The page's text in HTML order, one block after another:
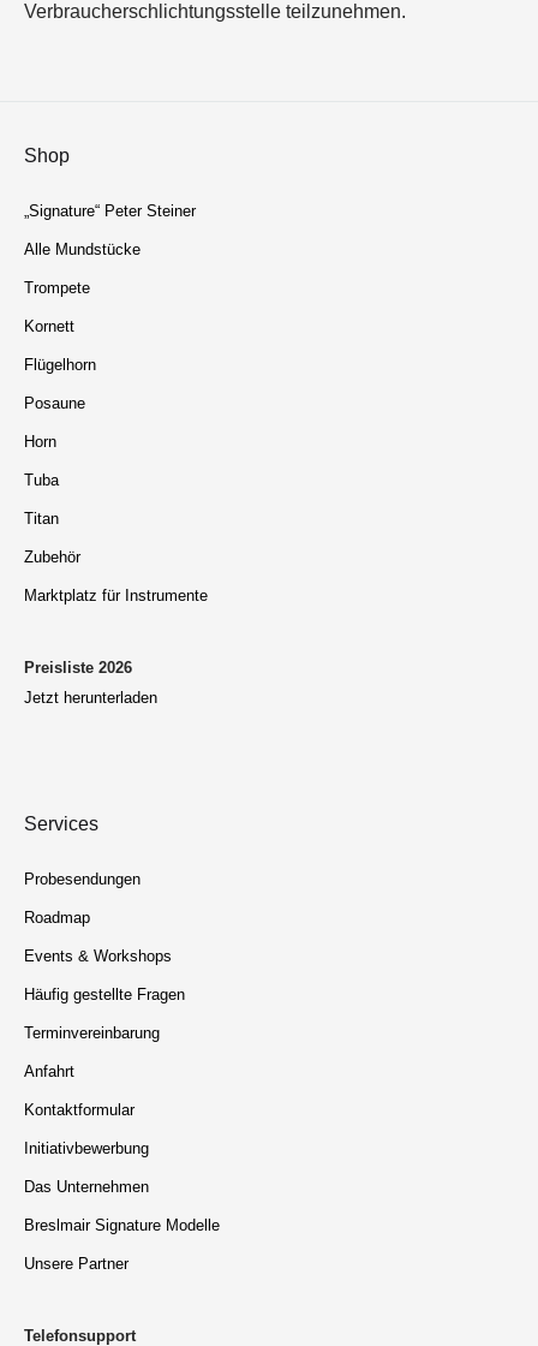
Verbraucherschlichtungsstelle teilzunehmen.
Shop
„Signature“ Peter Steiner
Alle Mundstücke
Trompete
Kornett
Flügelhorn
Posaune
Horn
Tuba
Titan
Zubehör
Marktplatz für Instrumente
Preisliste 2026
Jetzt herunterladen
Services
Probesendungen
Roadmap
Events & Workshops
Häufig gestellte Fragen
Terminvereinbarung
Anfahrt
Kontaktformular
Initiativbewerbung
Das Unternehmen
Breslmair Signature Modelle
Unsere Partner
Telefonsupport